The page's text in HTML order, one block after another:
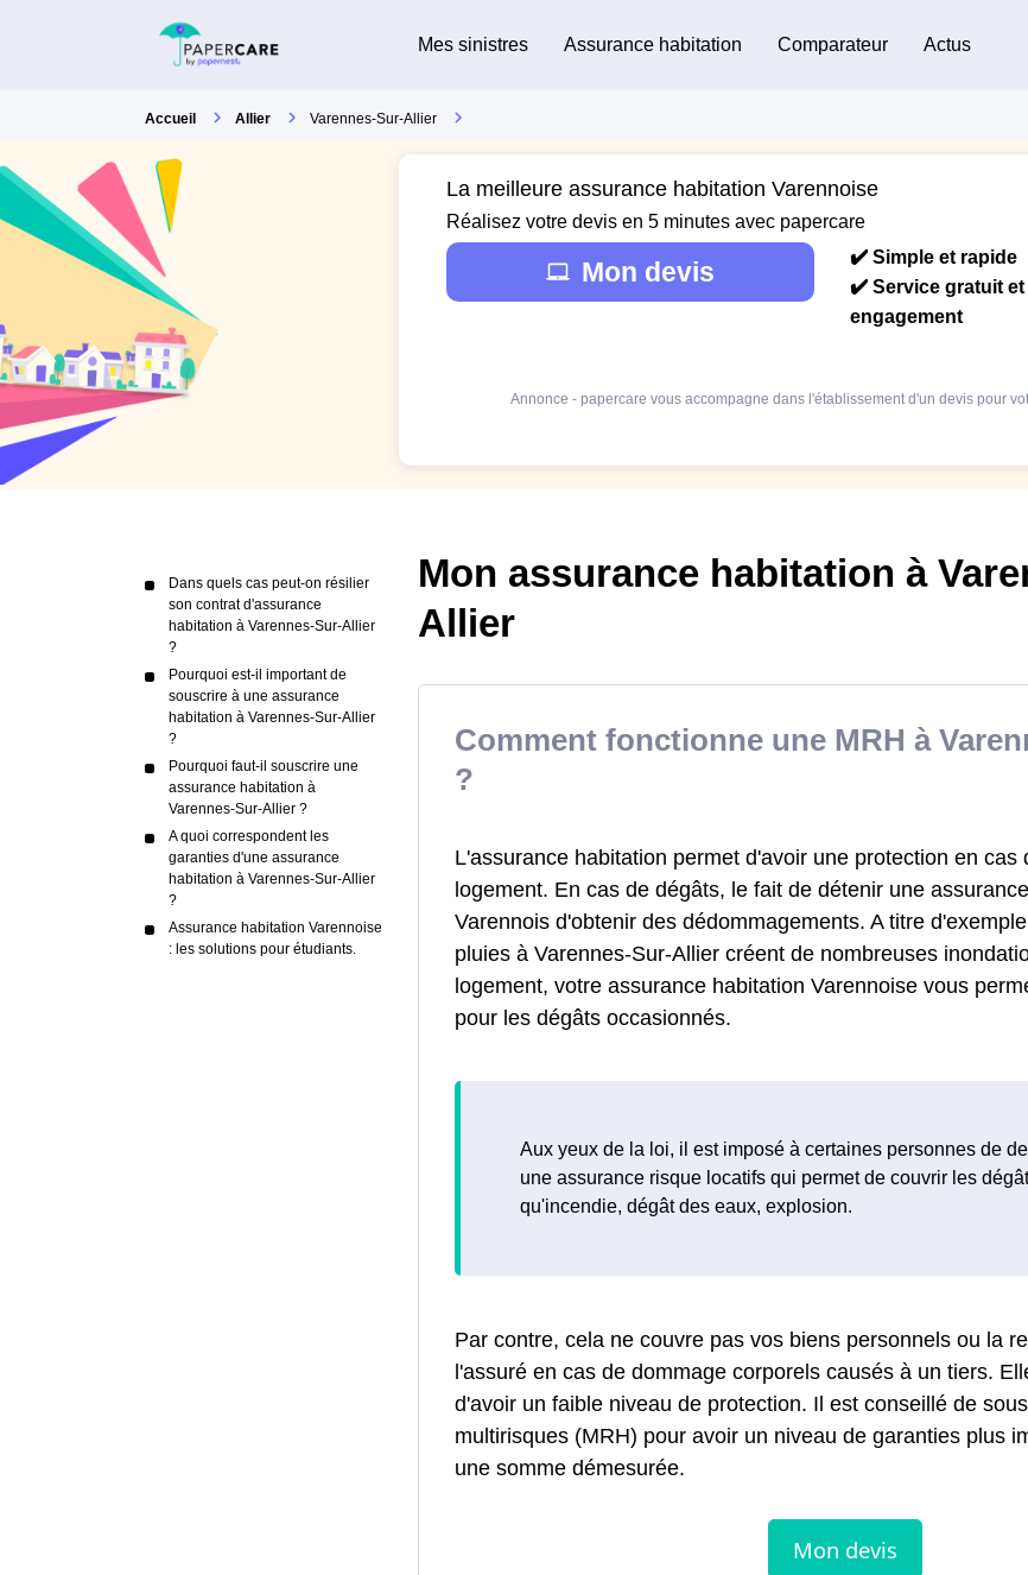
Mes sinistres Assurance habitation Comparateur Actus
Accueil Allier Varennes-Sur-Allier
La meilleure assurance habitation Varennoise
Réalisez votre devis en 5 minutes avec papercare
Mon devis
✔️ Simple et rapide
✔️ Service gratuit et
engagement
Annonce - papercare vous accompagne dans l'établissement d'un devis pour
Dans quels cas peut-on résilier
son contrat d'assurance
habitation à Varennes-Sur-Allier
?
Pourquoi est-il important de
souscrire à une assurance
habitation à Varennes-Sur-Allier
?
Pourquoi faut-il souscrire une
assurance habitation à
Varennes-Sur-Allier ?
A quoi correspondent les
garanties d'une assurance
habitation à Varennes-Sur-Allier
?
Assurance habitation Varennoise
: les solutions pour étudiants.
Mon assurance habitation à
Allier
Comment fonctionne une MRH à
?
L'assurance habitation permet d'avoir une protection en cas
logement. En cas de dégâts, le fait de détenir une
Varennois d'obtenir des dédommagements. A titre
pluies à Varennes-Sur-Allier créent de nombreuses
logement, votre assurance habitation Varennoise vous
pour les dégâts occasionnés.
Aux yeux de la loi, il est imposé à certaines personnes de
une assurance risque locatifs qui permet de couvrir les
qu'incendie, dégât des eaux, explosion.
Par contre, cela ne couvre pas vos biens personnels ou la
l'assuré en cas de dommage corporels causés à un tiers.
d'avoir un faible niveau de protection. Il est conseillé de
multirisques (MRH) pour avoir un niveau de garanties plus
une somme démesurée.